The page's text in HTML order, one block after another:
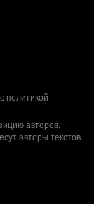
политикой
авторов.
авторы текстов.